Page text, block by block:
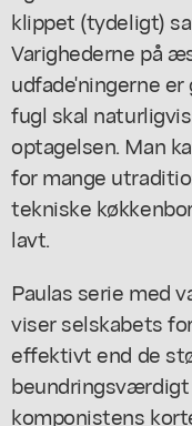
klippet (tydeligt)
Varighederne på
udfade'ningerne
fugl skal
optagelsen. Man
for mange
tekniske
lavt.
Paulas serie med
viser selskabets
effektivt end de
komponistens